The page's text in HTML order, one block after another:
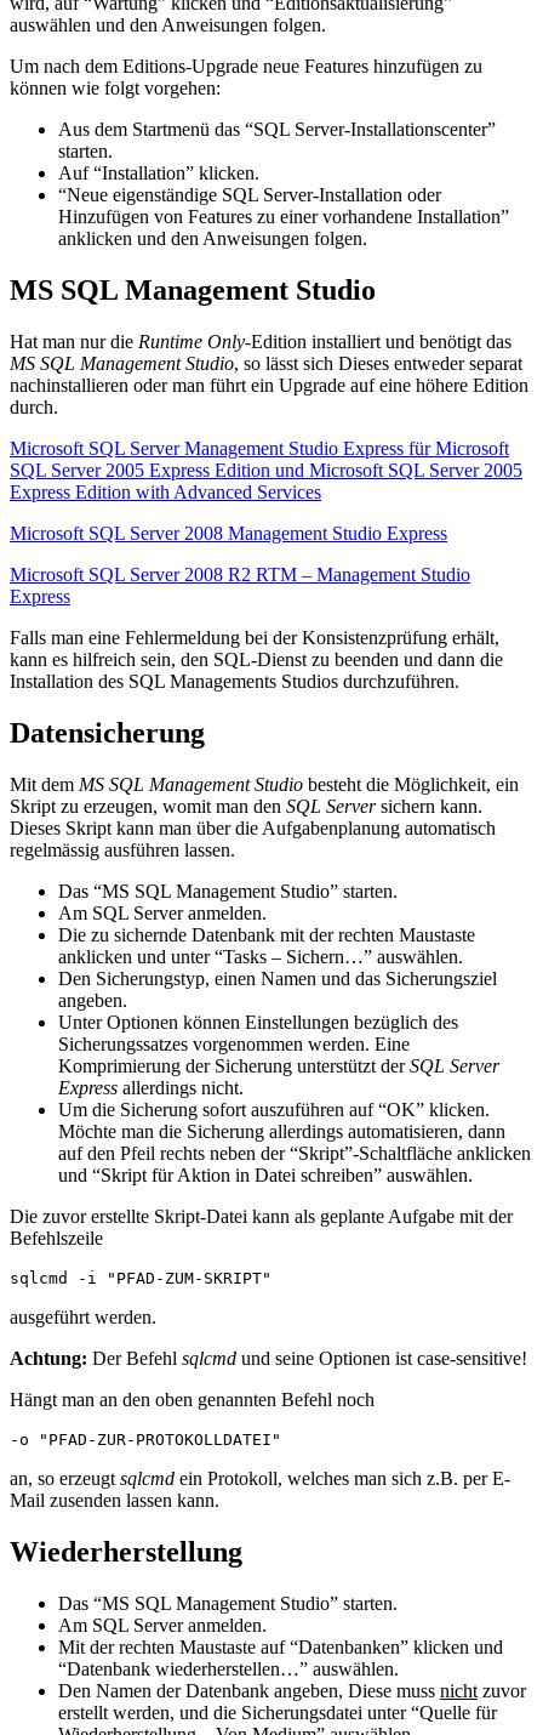
auswählen und den Anweisungen folgen.
Um nach dem Editions-Upgrade neue Features hinzufügen zu
können wie folgt vorgehen:
Aus dem Startmenü das “SQL Server-Installationscenter”
starten.
Auf “Installation” klicken.
“Neue eigenständige SQL Server-Installation oder
Hinzufügen von Features zu einer vorhandene Installation”
anklicken und den Anweisungen folgen.
MS SQL Management Studio
Hat man nur die Runtime Only-Edition installiert und benötigt das
MS SQL Management Studio, so lässt sich Dieses entweder separat
nachinstallieren oder man führt ein Upgrade auf eine höhere Edition
durch.
Microsoft SQL Server Management Studio Express für Microsoft
SQL Server 2005 Express Edition und Microsoft SQL Server 2005
Express Edition with Advanced Services
Microsoft SQL Server 2008 Management Studio Express
Microsoft SQL Server 2008 R2 RTM – Management Studio
Express
Falls man eine Fehlermeldung bei der Konsistenzprüfung erhält,
kann es hilfreich sein, den SQL-Dienst zu beenden und dann die
Installation des SQL Managements Studios durchzuführen.
Datensicherung
Mit dem MS SQL Management Studio besteht die Möglichkeit, ein
Skript zu erzeugen, womit man den SQL Serversichern kann.
Dieses Skript kann man über die Aufgabenplanung automatisch
regelmässig ausführen lassen.
Das “MS SQL Management Studio” starten.
Am SQL Server anmelden.
Die zu sichernde Datenbank mit der rechten Maustaste
anklicken und unter “Tasks – Sichern…” auswählen.
Den Sicherungstyp, einen Namen und das Sicherungsziel
angeben.
Unter Optionen können Einstellungen bezüglich des
Sicherungssatzes vorgenommen werden. Eine
Komprimierung der Sicherung unterstützt derSQL Server
Express allerdings nicht.
Um die Sicherung sofort auszuführen auf “OK” klicken.
Möchte man die Sicherung allerdings automatisieren, dann
auf den Pfeil rechts neben der “Skript”-Schaltfläche anklicken
und “Skript für Aktion in Datei schreiben” auswählen.
Die zuvor erstellte Skript-Datei kann als geplante Aufgabe mit der
Befehlszeile
sqlcmd -i "PFAD-ZUM-SKRIPT"
ausgeführt werden.
Achtung: Der Befehl sqlcmd und seine Optionen ist case-sensitive!
Hängt man an den oben genannten Befehl noch
-o "PFAD-ZUR-PROTOKOLLDATEI"
an, so erzeugt sqlcmd ein Protokoll, welches man sich z.B. per E-
Mail zusenden lassen kann.
Wiederherstellung
Das “MS SQL Management Studio” starten.
Am SQL Server anmelden.
Mit der rechten Maustaste auf “Datenbanken” klicken und
“Datenbank wiederherstellen…” auswählen.
Den Namen der Datenbank angeben, Diese muss nicht zuvor
erstellt werden, und die Sicherungsdatei unter “Quelle für